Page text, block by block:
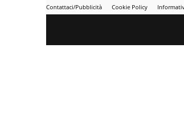
Contattaci/Pubblicità Cookie Policy